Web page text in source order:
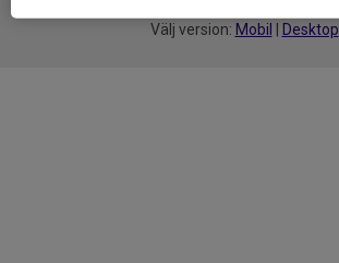
Välj version: Mobil Desktop